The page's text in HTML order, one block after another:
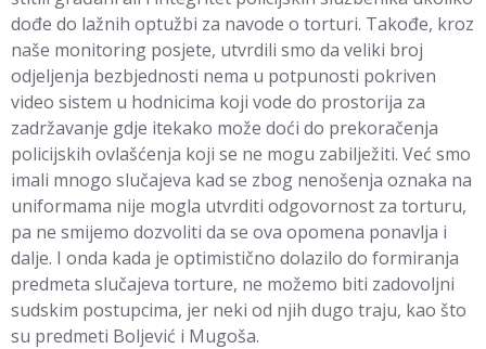
dođe do lažnih optužbi za navode o torturi. Takođe, kroz
naše monitoring posjete, utvrdili smo da veliki broj
odjeljenja bezbjednosti nema u potpunosti pokriven
video sistem u hodnicima koji vode do prostorija za
zadržavanje gdje itekako može doći do prekoračenja
policijskih ovlašćenja koji se ne mogu zabilježiti. Već smo
imali mnogo slučajeva kad se zbog nenošenja oznaka na
uniformama nije mogla utvrditi odgovornost za torturu,
pa ne smijemo dozvoliti da se ova opomena ponavlja i
dalje. I onda kada je optimistično dolazilo do formiranja
predmeta slučajeva torture, ne možemo biti zadovoljni
sudskim postupcima, jer neki od njih dugo traju, kao što
su predmeti Boljević i Mugoša.